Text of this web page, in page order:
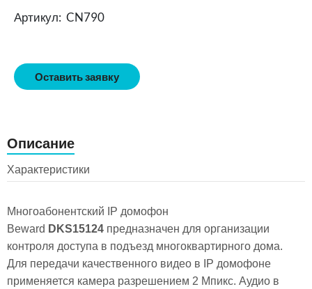
Артикул: CN790
Оставить заявку
Описание
Характеристики
Многоабонентский IP домофон
Beward DKS15124 предназначен для организации
контроля доступа в подъезд многоквартирного дома.
Для передачи качественного видео в IP домофоне
применяется камера разрешением 2 Мпикс. Аудио в